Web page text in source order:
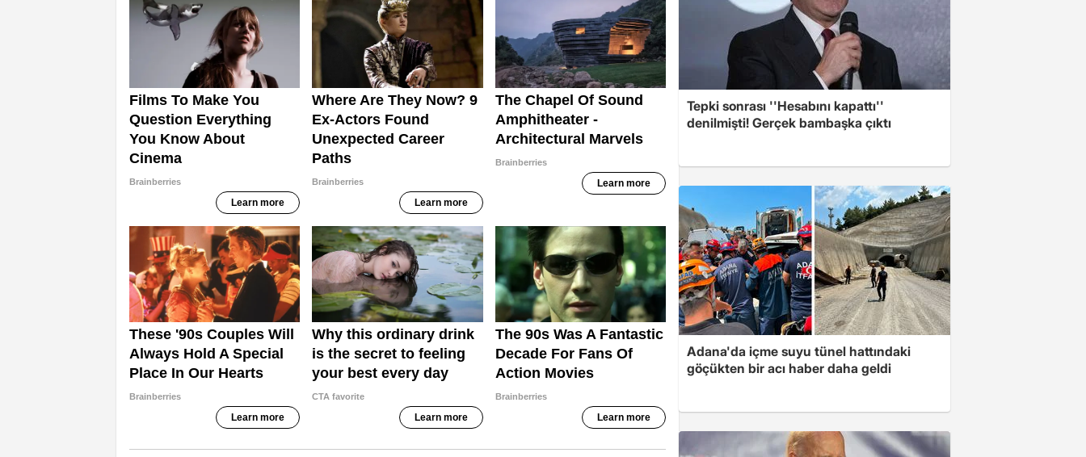
Tepki sonrası ''Hesabını kapattı''
denilmişti! Gerçek bambaşka çıktı
Adana'da içme suyu tünel hattındaki
göçükten bir acı haber daha geldi